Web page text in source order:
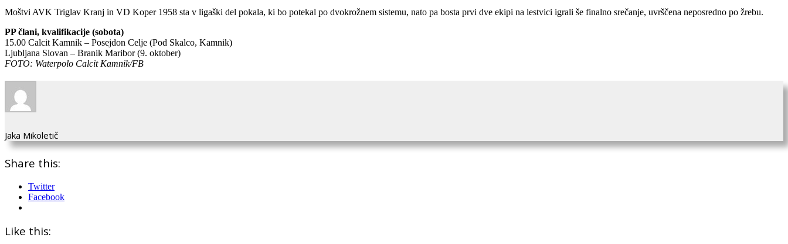
Moštvi AVK Triglav Kranj in VD Koper 1958 sta v ligaški del pokala, ki bo potekal po dvokrožnem sistemu, nato pa bosta prvi dve ekipi na lestvici igrali še finalno srečanje, uvrščena neposredno po žrebu.
PP člani, kvalifikacije (sobota)
15.00 Calcit Kamnik – Posejdon Celje (Pod Skalco, Kamnik)
Ljubljana Slovan – Branik Maribor (9. oktober)
FOTO: Waterpolo Calcit Kamnik/FB
Jaka Mikoletič
Share this:
Twitter
Facebook
Like this: